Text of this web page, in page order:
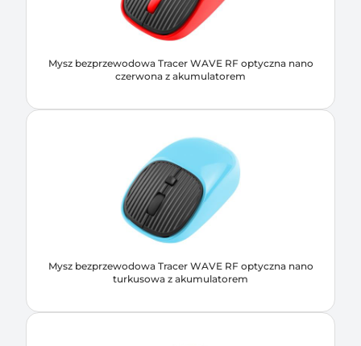
Mysz bezprzewodowa Tracer WAVE RF optyczna nano
czerwona z akumulatorem
Mysz bezprzewodowa Tracer WAVE RF optyczna nano
turkusowa z akumulatorem